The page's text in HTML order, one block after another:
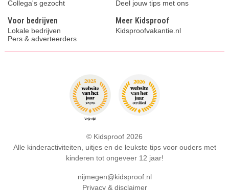
Collega's gezocht
Deel jouw tips met ons
Voor bedrijven
Lokale bedrijven
Pers & adverteerders
Meer Kidsproof
Kidsproofvakantie.nl
© Kidsproof 2026
Alle kinderactiviteiten, uitjes en de leukste tips voor ouders met
kinderen tot ongeveer 12 jaar!
nijmegen@kidsproof.nl
Privacy & disclaimer